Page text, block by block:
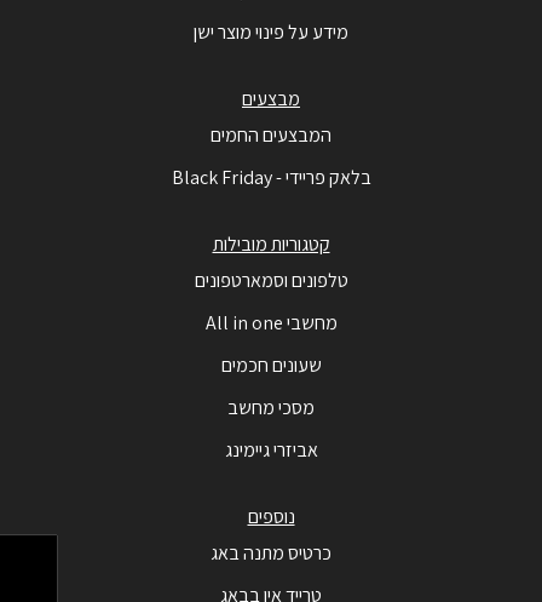
מידע על פינוי מוצר ישן
מבצעים
המבצעים החמים
בלאק פריידי - Black Friday
קטגוריות מובילות
טלפונים וסמארטפונים
מחשבי All in one
שעונים חכמים
מסכי מחשב
אביזרי גיימינג
נוספים
כרטיס מתנה באג
טרייד אין בבאג